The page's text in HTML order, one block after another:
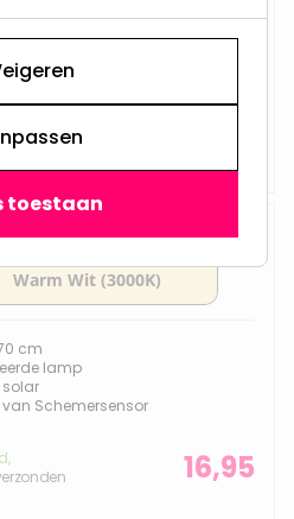
cm
lamp
van Schemersensor
‘’Multi Pisa’’
cm
lamp
solar
van Schemersensor
16,95
toestaan